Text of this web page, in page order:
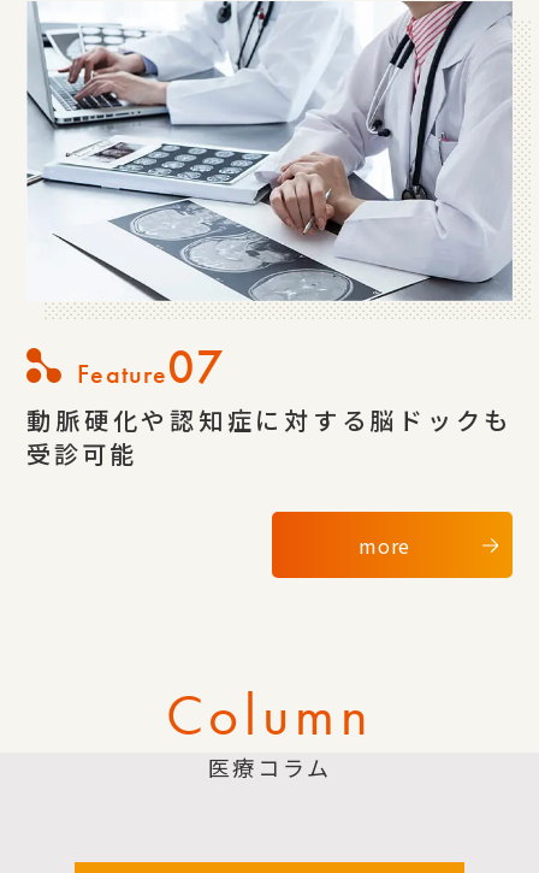
Feature07
動脈硬化や認知症に対する脳ドックも
受診可能
more
Column
医療コラム